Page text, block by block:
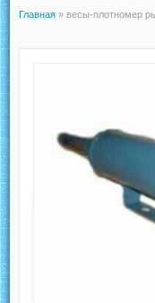
Главная » весы-плотномер